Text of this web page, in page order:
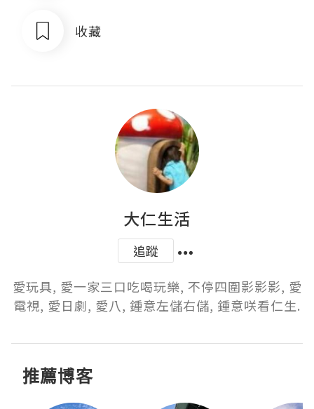
收藏
大仁生活
追蹤
愛玩具, 愛一家三口吃喝玩樂, 不停四圍影影影, 愛
電視, 愛日劇, 愛八, 鍾意左儲右儲, 鍾意咲看仁生.
推薦博客